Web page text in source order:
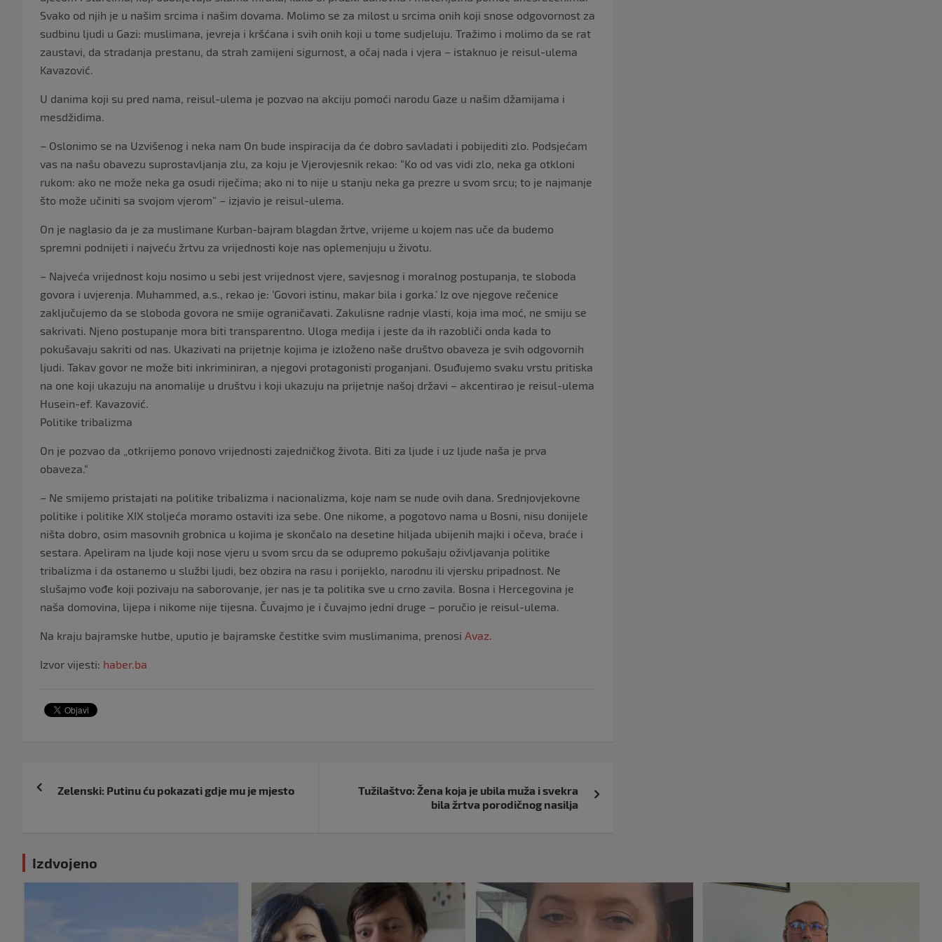
Svako od njih je u našim srcima i našim dovama. Molimo se za milost u srcima onih koji snose odgovornost za
sudbinu ljudi u Gazi: muslimana, jevreja i kršćana i svih onih koji u tome sudjeluju. Tražimo i molimo da se rat
zaustavi, da stradanja prestanu, da strah zamijeni sigurnost, a očaj nada i vjera – istaknuo je reisul-ulema
Kavazović.
U danima koji su pred nama, reisul-ulema je pozvao na akciju pomoći narodu Gaze u našim džamijama i
mesdžidima.
– Oslonimo se na Uzvišenog i neka nam On bude inspiracija da će dobro savladati i pobijediti zlo. Podsjećam
vas na našu obavezu suprostavljanja zlu, za koju je Vjerovjesnik rekao: “Ko od vas vidi zlo, neka ga otkloni
rukom: ako ne može neka ga osudi riječima; ako ni to nije u stanju neka ga prezre u svom srcu; to je najmanje
što može učiniti sa svojom vjerom” – izjavio je reisul-ulema.
On je naglasio da je za muslimane Kurban-bajram blagdan žrtve, vrijeme u kojem nas uče da budemo
spremni podnijeti i najveću žrtvu za vrijednosti koje nas oplemenjuju u životu.
– Najveća vrijednost koju nosimo u sebi jest vrijednost vjere, savjesnog i moralnog postupanja, te sloboda
govora i uvjerenja. Muhammed, a.s., rekao je: ‘Govori istinu, makar bila i gorka.’ Iz ove njegove rečenice
zaključujemo da se sloboda govora ne smije ograničavati. Zakulisne radnje vlasti, koja ima moć, ne smiju se
sakrivati. Njeno postupanje mora biti transparentno. Uloga medija i jeste da ih razobliči onda kada to
pokušavaju sakriti od nas. Ukazivati na prijetnje kojima je izloženo naše društvo obaveza je svih odgovornih
ljudi. Takav govor ne može biti inkriminiran, a njegovi protagonisti proganjani. Osuđujemo svaku vrstu pritiska
na one koji ukazuju na anomalije u društvu i koji ukazuju na prijetnje našoj državi – akcentirao je reisul-ulema
Husein-ef. Kavazović.
Politike tribalizma
On je pozvao da „otkrijemo ponovo vrijednosti zajedničkog života. Biti za ljude i uz ljude naša je prva
obaveza.“
– Ne smijemo pristajati na politike tribalizma i nacionalizma, koje nam se nude ovih dana. Srednjovjekovne
politike i politike XIX stoljeća moramo ostaviti iza sebe. One nikome, a pogotovo nama u Bosni, nisu donijele
ništa dobro, osim masovnih grobnica u kojima je skončalo na desetine hiljada ubijenih majki i očeva, braće i
sestara. Apeliram na ljude koji nose vjeru u svom srcu da se odupremo pokušaju oživljavanja politike
tribalizma i da ostanemo u službi ljudi, bez obzira na rasu i porijeklo, narodnu ili vjersku pripadnost. Ne
slušajmo vođe koji pozivaju na saborovanje, jer nas je ta politika sve u crno zavila. Bosna i Hercegovina je
naša domovina, lijepa i nikome nije tijesna. Čuvajmo je i čuvajmo jedni druge – poručio je reisul-ulema.
Na kraju bajramske hutbe, uputio je bajramske čestitke svim muslimanima, prenosi Avaz.
Izvor vijesti: haber.ba
Navigacija
Zelenski: Putinu ću pokazati gdje mu je mjesto
Tužilaštvo: Žena koja je ubila muža i svekra
bila žrtva porodičnog nasilja
Izdvojeno